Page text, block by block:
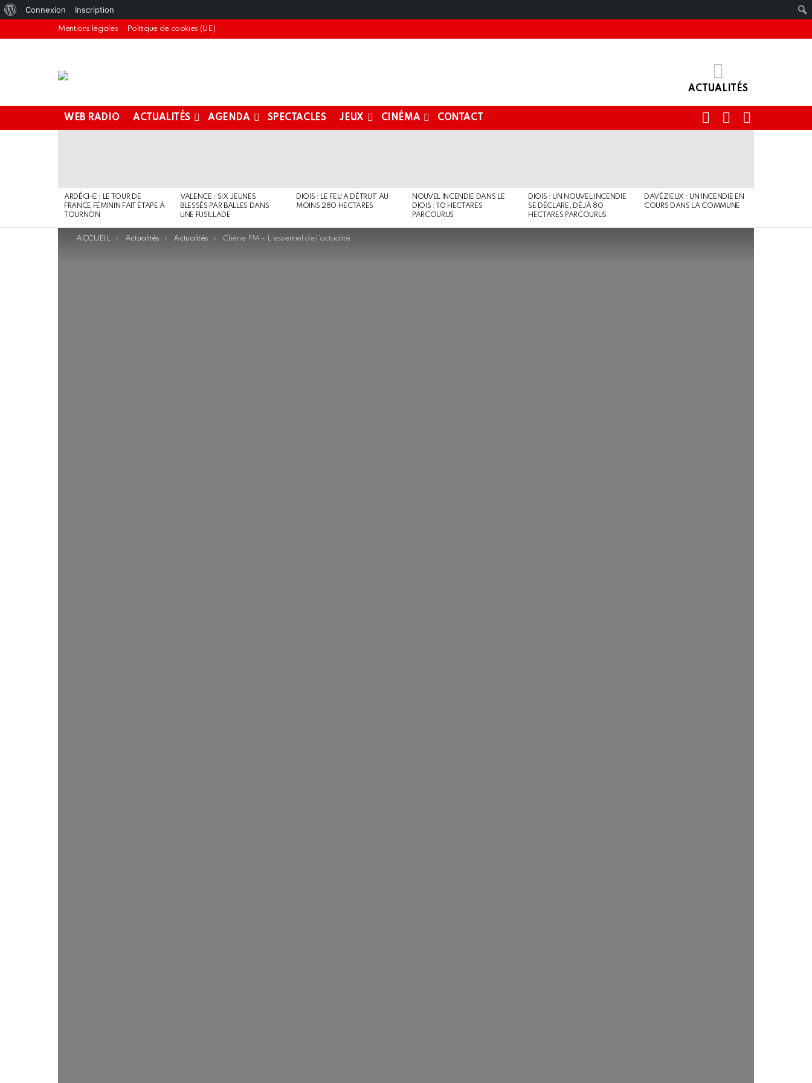
Mentions légales Politique de cookies (UE)
ACTUALITÉS
WEB RADIO ACTUALITÉS AGENDA SPECTACLES JEUX CINÉMA CONTACT
SWITCHRECHERCHE
ARDÈCHE : LE TOUR DE
FRANCE FÉMININ FAIT ÉTAPE À
TOURNON
VALENCE : SIX JEUNES
BLESSÉS PAR BALLES DANS
UNE FUSILLADE
DIOIS : LE FEU A DÉTRUIT AU
MOINS 280 HECTARES
NOUVEL INCENDIE DANS LE
DIOIS : 110 HECTARES
PARCOURUS
DIOIS : UN NOUVEL INCENDIE
SE DÉCLARE, DÉJÀ 80
HECTARES PARCOURUS
DAVÉZIEUX : UN INCENDIE EN
COURS DANS LA COMMUNE
You are here:
ACCUEIL Actualités Actualités Chérie FM – L’essentiel de l’actualité
Connexion Inscription